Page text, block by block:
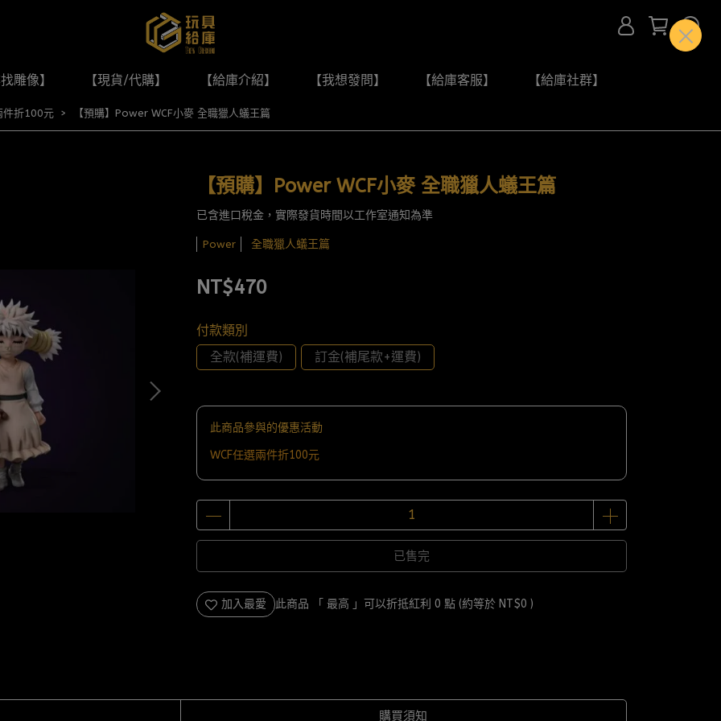
雕像】 【現貨/代購】 【給庫介紹】 【我想發問】 【給庫客服】 【給庫社群】
件折100元 【預購】Power WCF小麥 全職獵人蟻王篇
【預購】Power WCF小麥 全職獵人蟻王篇
已含進口稅金，實際發貨時間以工作室通知為準
Power 全職獵人蟻王篇
NT$470
付款類別
全款(補運費)
訂金(補尾款+運費)
此商品參與的優惠活動
WCF任選兩件折100元
已售完
加入最愛 此商品 「 最高 」可以折抵紅利 0 點 (約等於 NT$0 )
購買須知